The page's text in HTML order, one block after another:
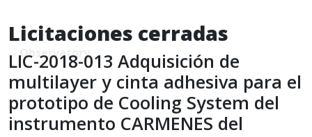
Licitaciones cerradas
LIC-2018-013 Adquisición de
multilayer y cinta adhesiva para el
prototipo de Cooling System del
instrumento CARMENES del